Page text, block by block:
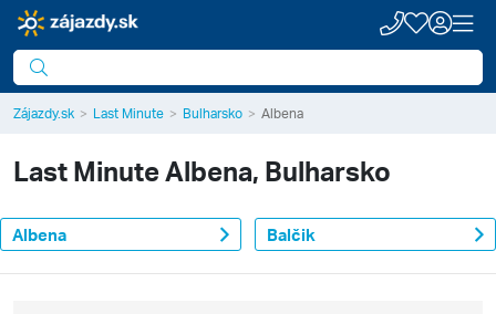
Zájazdy.sk Last Minute Bulharsko Albena
Last MinuteAlbena, Bulharsko
Albena Balčik